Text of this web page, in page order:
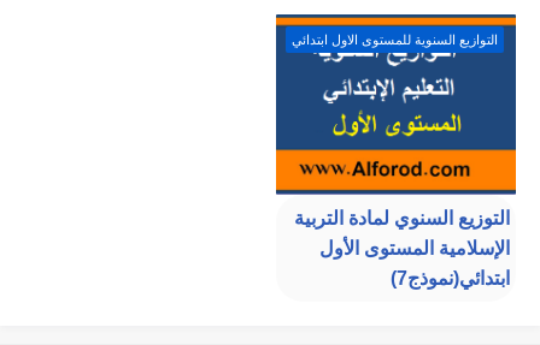
التوازيع السنوية للمستوى الاول ابتدائي
التوزيع السنوي لمادة التربية
الإسلامية المستوى الأول
ابتدائي(نموذج7)